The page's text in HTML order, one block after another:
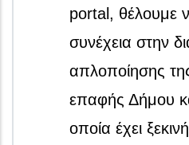
portal, θέλουμε
συνέχεια στην
απλοποίησης
επαφής Δήμου
οποία έχει